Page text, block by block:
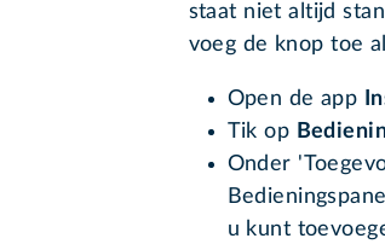
staat niet altijd
voeg de knop toe
Open de app
Tik op
Onder
u kunt